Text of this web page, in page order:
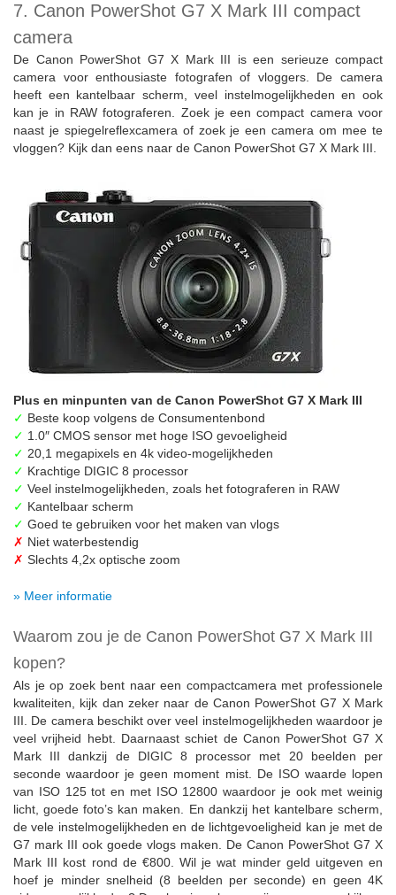
7. Canon PowerShot G7 X Mark III compact
camera
De Canon PowerShot G7 X Mark III is een serieuze compact
camera voor enthousiaste fotografen of vloggers. De camera
heeft een kantelbaar scherm, veel instelmogelijkheden en ook
kan je in RAW fotograferen. Zoek je een compact camera voor
naast je spiegelreflexcamera of zoek je een camera om mee te
vloggen? Kijk dan eens naar de Canon PowerShot G7 X Mark III.
Plus en minpunten van de Canon PowerShot G7 X Mark III
✓ Beste koop volgens de Consumentenbond
✓ 1.0″ CMOS sensor met hoge ISO gevoeligheid
✓ 20,1 megapixels en 4k video-mogelijkheden
✓ Krachtige DIGIC 8 processor
✓ Veel instelmogelijkheden, zoals het fotograferen in RAW
✓ Kantelbaar scherm
✓ Goed te gebruiken voor het maken van vlogs
✗ Niet waterbestendig
✗ Slechts 4,2x optische zoom
» Meer informatie
Waarom zou je de Canon PowerShot G7 X Mark III
kopen?
Als je op zoek bent naar een compactcamera met professionele
kwaliteiten, kijk dan zeker naar de Canon PowerShot G7 X Mark
III. De camera beschikt over veel instelmogelijkheden waardoor je
veel vrijheid hebt. Daarnaast schiet de Canon PowerShot G7 X
Mark III dankzij de DIGIC 8 processor met 20 beelden per
seconde waardoor je geen moment mist. De ISO waarde lopen
van ISO 125 tot en met ISO 12800 waardoor je ook met weinig
licht, goede foto’s kan maken. En dankzij het kantelbare scherm,
de vele instelmogelijkheden en de lichtgevoeligheid kan je met de
G7 mark III ook goede vlogs maken. De Canon PowerShot G7 X
Mark III kost rond de €800. Wil je wat minder geld uitgeven en
hoef je minder snelheid (8 beelden per seconde) en geen 4K